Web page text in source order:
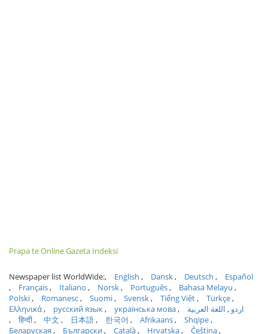
Prapa te Online Gazeta Indeksi
Newspaper list WorldWide: English Dansk Deutsch
Español
Français
Italiano Norsk Português
Bahasa Melayu
Polski
Romanesc Suomi Svensk Tiếng Việt
Türkçe
Ελληνικά
русский язык українська мова اردو
اللغة العربية
हिन्दी
中文 日本語 한국어 Afrikaans
Shqipe
Беларуская
Български Català Hrvatska Čeština